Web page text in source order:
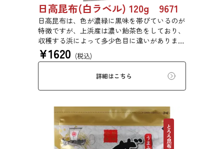
日高昆布(白ラベル) 120g 9671
日高昆布は、色が濃緑に黒味を帯びているのが
特徴ですが、上浜産は濃い飴茶色をしており、
収穫する浜によって多少色目に違いがありま
す。だし昆布として多く用いられ、だし後の昆
布は佃煮や煮物などに使われます。また、煮上
がりが早いため、昆布巻や豆昆布などの総菜、
佃煮などに最適です。
¥1620 (税込)
詳細はこちら
とろろ昆布